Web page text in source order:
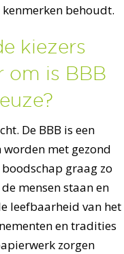
behoudt.
kiezers
om is BBB
De BBB is een
met gezond
graag zo
mensen staan en
leefbaarheid van het
en tradities
zorgen